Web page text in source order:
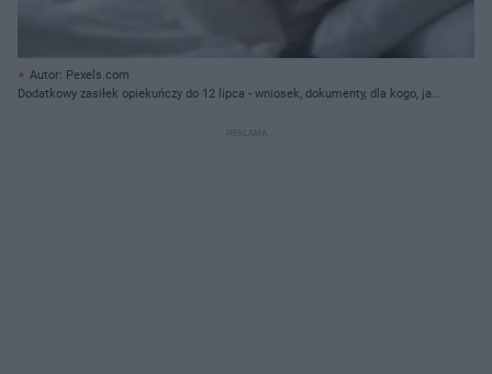
Autor: Pexels.com
Dodatkowy zasiłek opiekuńczy do 12 lipca - wniosek, dokumenty, dla kogo, jak